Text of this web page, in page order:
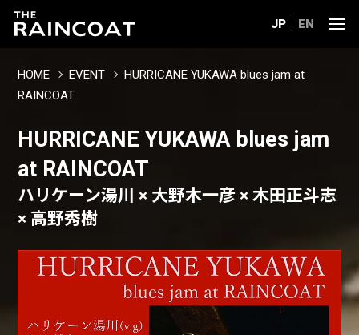
JP EN
HOME EVENT
HURRICANE YUKAWA blues jam at
RAINCOAT
HURRICANE YUKAWA blues jam
at RAINCOAT
ハリケーン湯川 × 大野木一彦 × 木田正斗志
× 高野秀樹